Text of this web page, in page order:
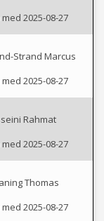
2025-08-27
Strand Marcus
2025-08-27
Rahmat
2025-08-27
Thomas
2025-08-27